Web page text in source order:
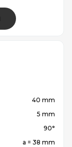
40 mm
5 mm
90°
a = 38 mm